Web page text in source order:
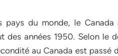
pays du monde, le
des années 1950. Selon le
au Canada est passé